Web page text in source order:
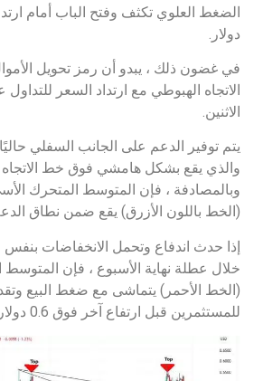
دولار.
في غضون ذلك ، يبدو أن رمز تحويل
الاثنين.
والذي يقع بشكل هامشي فوق خط الاتجاه
(الخط باللون الأزرق) يقع ضمن نطاق
إذا حدث اندفاع وتحمل الانخفاضات بنفس
(الخط الأحمر) يتماشى مع ضغط البيع
للمستثمرين قبل ارتفاع آخر فوق 0.6 دولار وباتجاه 1 دولار.